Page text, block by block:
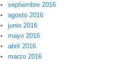
septiembre 2016
agosto 2016
junio 2016
mayo 2016
abril 2016
marzo 2016